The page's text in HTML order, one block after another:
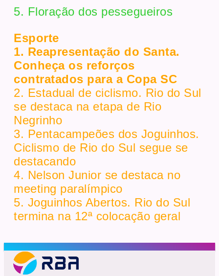
5. Floração dos pessegueiros
Esporte
1. Reapresentação do Santa.
Conheça os reforços
contratados para a Copa SC
2. Estadual de ciclismo. Rio do Sul
se destaca na etapa de Rio
Negrinho
3. Pentacampeões dos Joguinhos.
Ciclismo de Rio do Sul segue se
destacando
4. Nelson Junior se destaca no
meeting paralímpico
5. Joguinhos Abertos. Rio do Sul
termina na 12ª colocação geral